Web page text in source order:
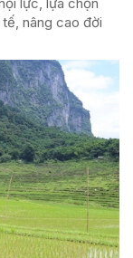
nâng cao đời